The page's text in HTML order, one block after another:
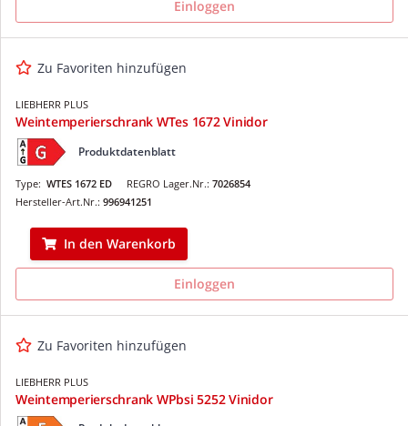
Einloggen
Zu Favoriten hinzufügen
LIEBHERR PLUS
Weintemperierschrank WTes 1672 Vinidor
Produktdatenblatt
REGRO Lager.Nr.: 7026854
Type: WTES 1672 ED
Hersteller-Art.Nr.: 996941251
In den Warenkorb
Einloggen
Zu Favoriten hinzufügen
LIEBHERR PLUS
Weintemperierschrank WPbsi 5252 Vinidor